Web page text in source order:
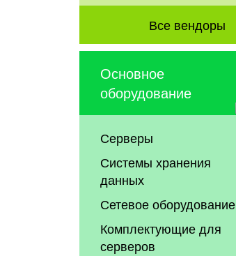
Все вендоры
Основное
оборудование
Серверы
Системы хранения
данных
Сетевое оборудование
Комплектующие для
серверов